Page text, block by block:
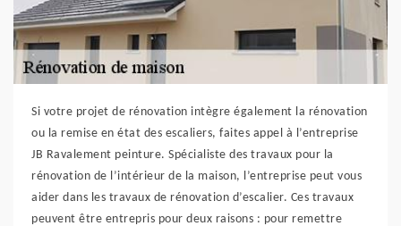
Si votre projet de rénovation intègre également la rénovation
ou la remise en état des escaliers, faites appel à l’entreprise
JB Ravalement peinture. Spécialiste des travaux pour la
rénovation de l’intérieur de la maison, l’entreprise peut vous
aider dans les travaux de rénovation d’escalier. Ces travaux
peuvent être entrepris pour deux raisons : pour remettre